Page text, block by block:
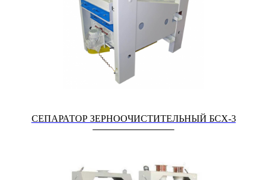
СЕПАРАТОР ЗЕРНООЧИСТИТЕЛЬНЫЙ БСХ-3